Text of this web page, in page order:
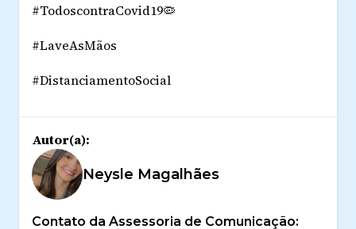
#TodoscontraCovid19🦠
#LaveAsMãos
#DistanciamentoSocial
Autor(a):
Neysle Magalhães
Contato da Assessoria de Comunicação: